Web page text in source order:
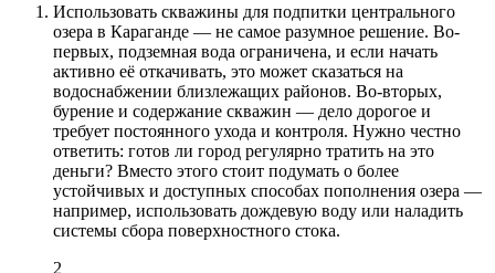
Использовать скважины для подпитки центрального
озера в Караганде — не самое разумное решение. Во-
первых, подземная вода ограничена, и если начать
активно её откачивать, это может сказаться на
водоснабжении близлежащих районов. Во-вторых,
бурение и содержание скважин — дело дорогое и
требует постоянного ухода и контроля. Нужно честно
ответить: готов ли город регулярно тратить на это
деньги? Вместо этого стоит подумать о более
устойчивых и доступных способах пополнения озера —
например, использовать дождевую воду или наладить
системы сбора поверхностного стока.
2